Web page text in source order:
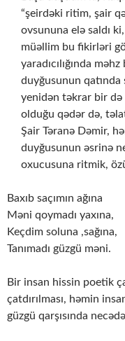
“şeirdəki ritim, şair
ovsununa elə saldı
müəllim bu fikirləri
yaradıcılığında
duyğusunun
yenidən təkrar bir də
olduğu qədər də,
Şair Təranə Dəmir,
duyğusunun əsrinə
oxucusuna ritmik,
Baxıb saçımın ağına
Məni qoymadı yaxına,
Keçdim soluna ,sağına,
Tanımadı güzgü məni.
Bir insan hissin poetik
çatdırılması, həmin
güzgü qarşısında